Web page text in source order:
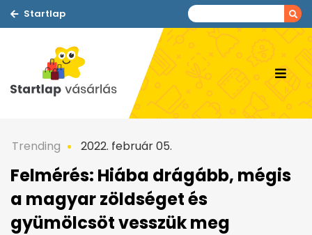
Startlap
Trending 2022. február 05.
Felmérés: Hiába drágább, mégis
a magyar zöldséget és
gyümölcsöt vesszük meg